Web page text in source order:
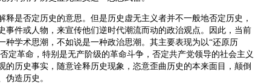
是否定历史的意思。但是历史虚无主义者并不一般地否定历史，
事件或人物，来宣传他们逆时代潮流而动的政治观点。因此，当前
种学术思潮，不如说是一种政治思潮。其主要表现为以“还原历
定革命，特别是无产阶级的革命斗争，否定共产党领导的社会主义
的历史事实，随意诠释历史现象，恣意歪曲历史的本来面目，颠倒
伪造历史。